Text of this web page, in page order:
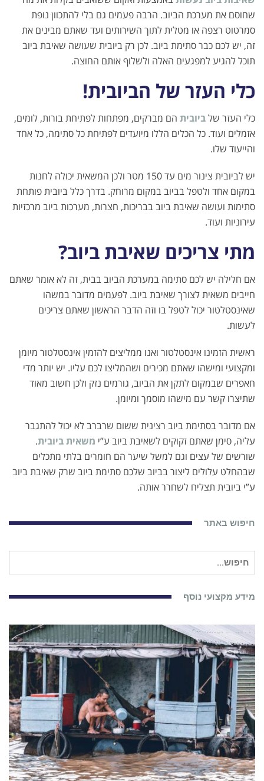
שחוסם את מערכת הביוב. הרבה פעמים גם בלי להתכוון נופת
סמרטוט רצפה או מטלית לתוך השירותים ועד שאתם מבינים את
זה, יש לכם כבר סתימת ביוב. לכן רק ביובית שעושה שאיבת ביוב
תוכל להגיע למפגעים האלה ולשלוף אותם החוצה.
כלי העזר של הביובית!
כלי העזר שלביובית הם מברקים, מפתחות לפתיחת בורות, לומים,
אזמלים ועוד. כל הכלים הללו מיועדים לפתיחת כל סתימה, כל אחד
והייעוד שלו.
יש לביובית צינור מים עד 150 מטר ולכן המשאית יכולה לחנות
במקום אחד ולטפל בביוב במקום מרוחק. בדרך כלל ביובית פותחת
סתימות ועושה שאיבת ביוב בבריכות, חצרות, מערכות ביוב מרכזיות
עירוניות ועוד.
מתי צריכים שאיבת ביוב?
אם חלילה יש לכם סתימה במערכת הביוב בבית, זה לא אומר שאתם
חייבים משאית לצורך שאיבת ביוב. לפעמים מדובר במשהו
שאינסטלטור יכול לטפל בו וזה הדבר הראשון שאתם צריכים
לעשות.
ראשית הזמינו אינסטלטור ואנו ממליצים להזמין אינסטלטור מיומן
ומקצועי ומישהו שאתם מכירים ושהמליצו לכם עליו. יש יותר מדי
חאפרים שבמקום לתקן את הביוב, גורמים נזק ולכן חשוב מאוד
שתיצרו קשר עם מישהו מוסמך ומיומן.
אם מדובר בסתימת ביוב רצינית ששום שרברב לא יכול להתגבר
עליה, סימן שאתם זקוקים לשאיבת ביוב ע”י משאית ביובית.
שורשים של עצים וגם למשל שיער הם חומרים בלתי מתכלים
שבהחלט עלולים ליצור בביוב שלכם סתימת ביוב שרק שאיבת ביוב
ע”י ביובית תצליח לשחרר אותה.
חיפוש באתר
עבור:
מידע מקצועי נוסף